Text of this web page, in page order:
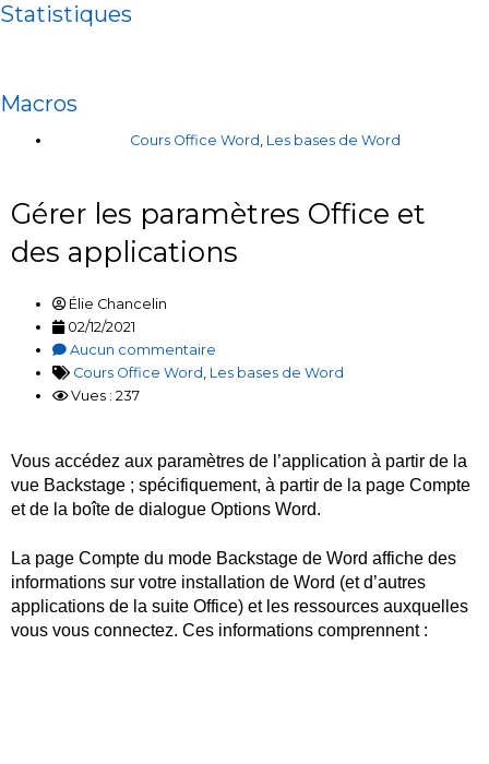
Statistiques
Macros
Cours Office Word , Les bases de Word
Gérer les paramètres Office et
des applications
Élie Chancelin
02/12/2021
Aucun commentaire
Cours Office Word , Les bases de Word
Vues : 237
Vous accédez aux paramètres de l’application à partir de la
vue Backstage ; spécifiquement, à partir de la page Compte
et de la boîte de dialogue Options Word.
La page Compte du mode Backstage de Word affiche des
informations sur votre installation de Word (et d’autres
applications de la suite Office) et les ressources auxquelles
vous vous connectez. Ces informations comprennent :